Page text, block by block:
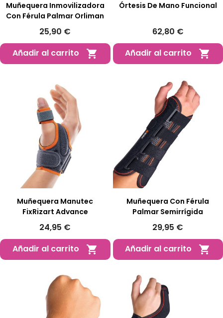
Muñequera Inmovilizadora
Con Férula Palmar Orliman
25,90 €
Añadir al carrito

Órtesis De Mano Funcional
62,80 €
Añadir al carrito

Muñequera Manutec
FixRizart Advance
24,95 €
Añadir al carrito

Muñequera Con Férula
Palmar Semirrígida
29,95 €
Añadir al carrito
